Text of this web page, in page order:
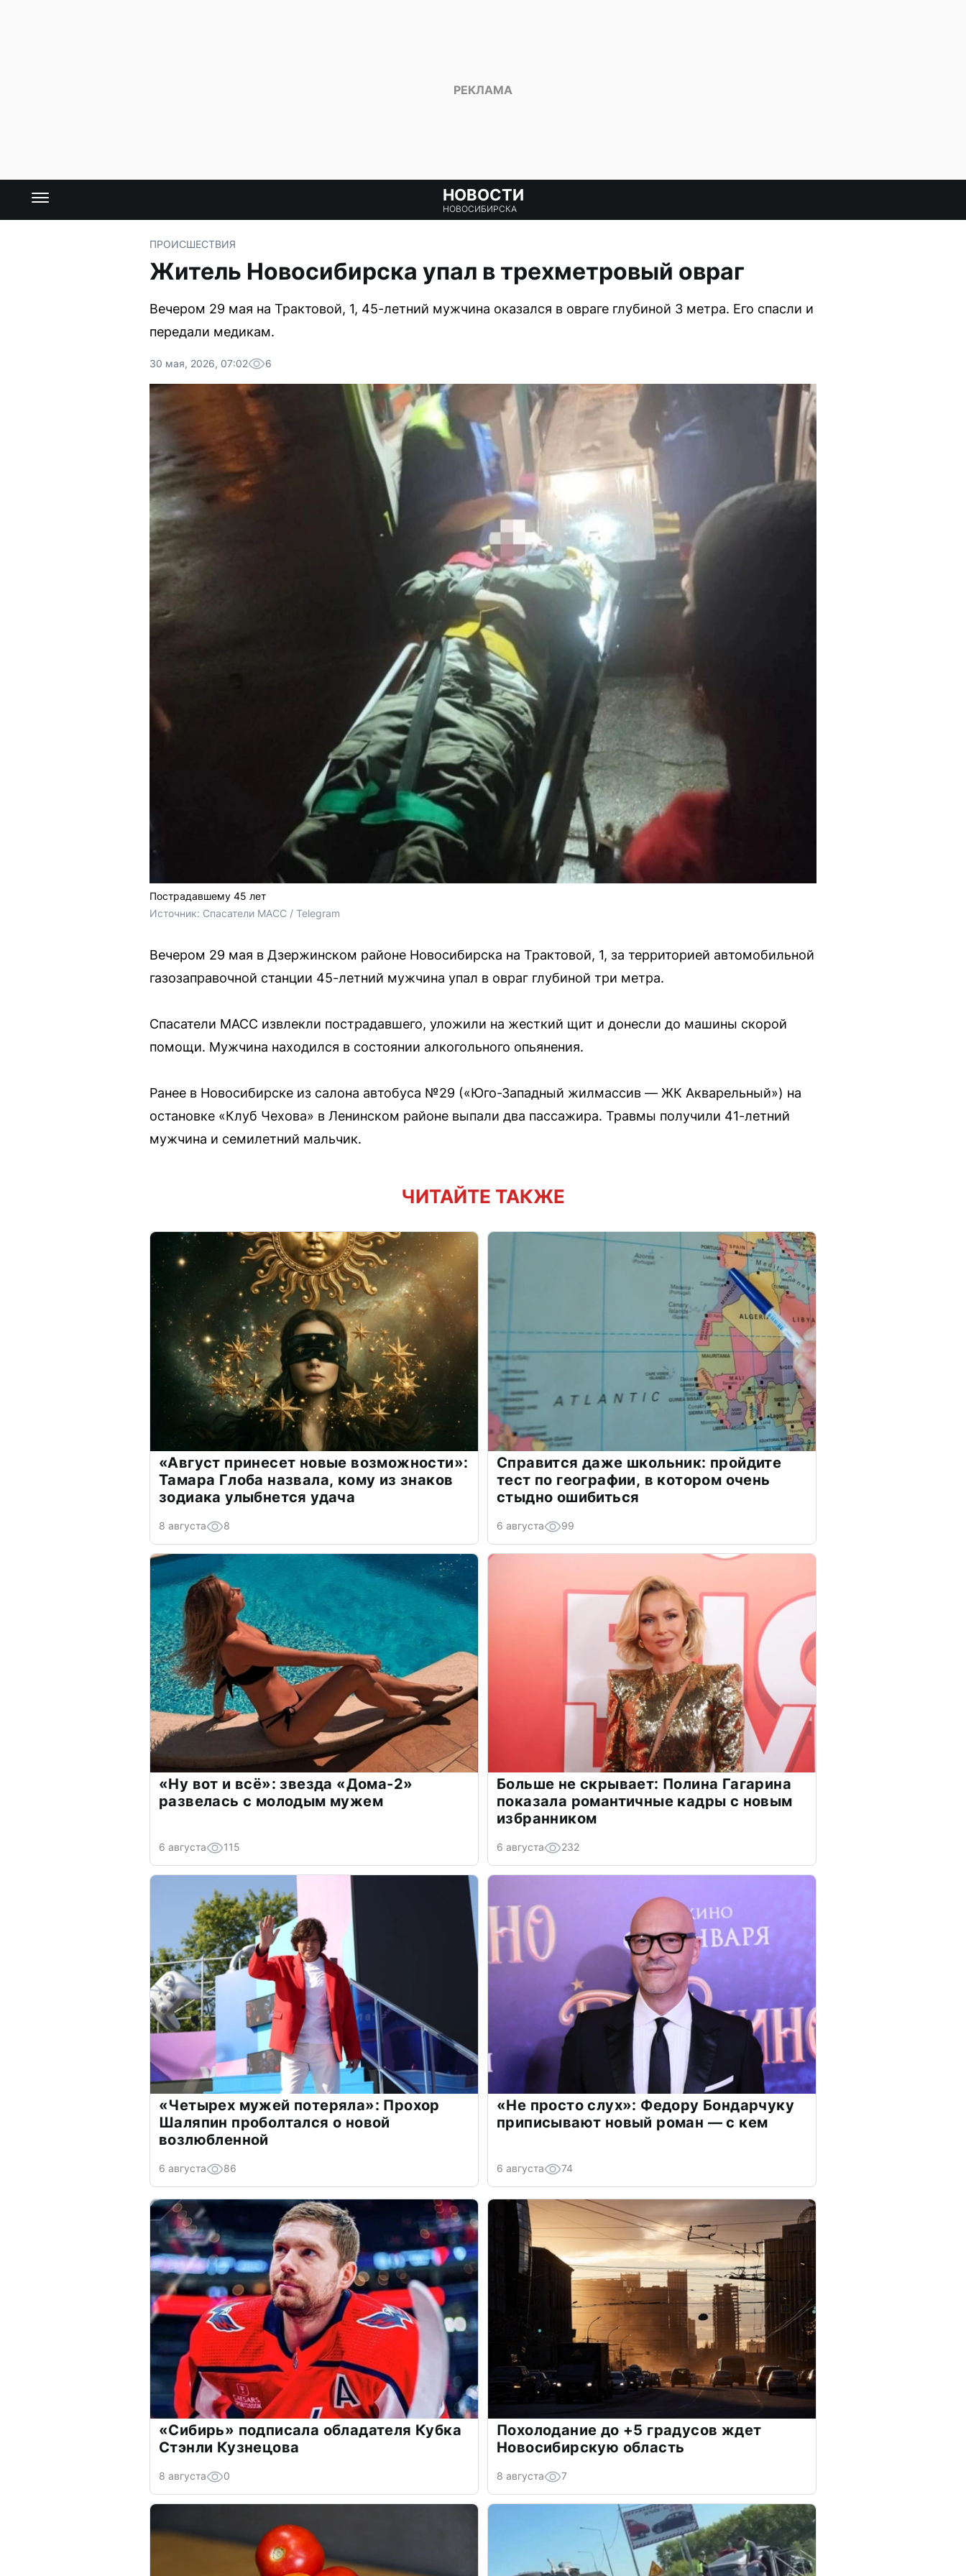
НОВОСТИ
НОВОСИБИРСКА
ПРОИСШЕСТВИЯ
Житель Новосибирска упал в трехметровый овраг
Вечером 29 мая на Трактовой, 1, 45-летний мужчина оказался в овраге глубиной 3 метра. Его спасли и
передали медикам.
30 мая, 2026, 07:02 6
Пострадавшему 45 лет
Источник: Спасатели МАСС / Telegram
Вечером 29 мая в Дзержинском районе Новосибирска на Трактовой, 1, за территорией автомобильной
газозаправочной станции 45-летний мужчина упал в овраг глубиной три метра.
Спасатели МАСС извлекли пострадавшего, уложили на жесткий щит и донесли до машины скорой
помощи. Мужчина находился в состоянии алкогольного опьянения.
Ранее в Новосибирске из салона автобуса №29 («Юго-Западный жилмассив — ЖК Акварельный») на
остановке «Клуб Чехова» в Ленинском районе выпали два пассажира. Травмы получили 41-летний
мужчина и семилетний мальчик.
ЧИТАЙТЕ ТАКЖЕ
«Август принесет новые возможности»:
Тамара Глоба назвала, кому из знаков
зодиака улыбнется удача
8 августа 8
Справится даже школьник: пройдите
тест по географии, в котором очень
стыдно ошибиться
6 августа 99
«Ну вот и всё»: звезда «Дома-2»
развелась с молодым мужем
6 августа 115
Больше не скрывает: Полина Гагарина
показала романтичные кадры с новым
избранником
6 августа 232
«Четырех мужей потеряла»: Прохор
Шаляпин проболтался о новой
возлюбленной
6 августа 86
«Не просто слух»: Федору Бондарчуку
приписывают новый роман — с кем
6 августа 74
«Сибирь» подписала обладателя Кубка
Стэнли Кузнецова
8 августа 0
Похолодание до +5 градусов ждет
Новосибирскую область
8 августа 7